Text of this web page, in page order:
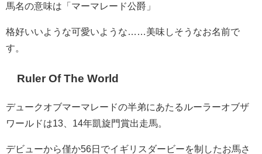
馬名の意味は「マーマレード公爵」
格好いいような可愛いような……美味しそうなお名前で
す。
Ruler Of The World
デュークオブマーマレードの半弟にあたるルーラーオブザ
ワールドは13、14年凱旋門賞出走馬。
デビューから僅か56日でイギリスダービーを制したお馬さ